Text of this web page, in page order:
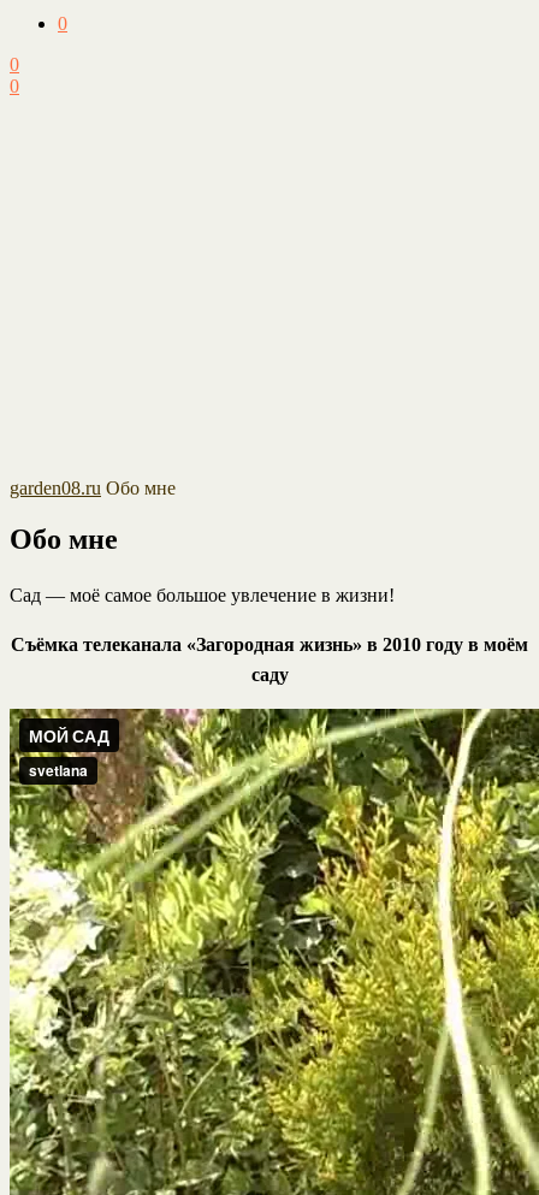
0
0
0
garden08.ru Обо мне
Обо мне
Сад — моё самое большое увлечение в жизни!
Съёмка телеканала «Загородная жизнь» в 2010 году в моём
саду